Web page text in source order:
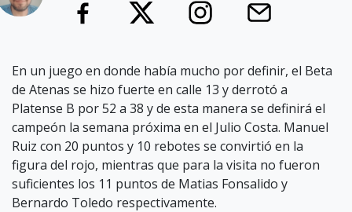
En un juego en donde había mucho por definir, el Beta
de Atenas se hizo fuerte en calle 13 y derrotó a
Platense B por 52 a 38 y de esta manera se definirá el
campeón la semana próxima en el Julio Costa. Manuel
Ruiz con 20 puntos y 10 rebotes se convirtió en la
figura del rojo, mientras que para la visita no fueron
suficientes los 11 puntos de Matias Fonsalido y
Bernardo Toledo respectivamente.